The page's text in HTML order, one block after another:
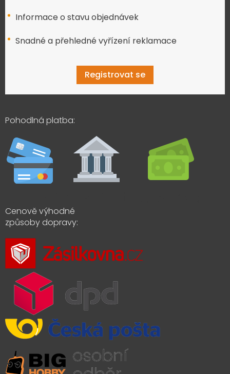
Informace o stavu objednávek
Snadné a přehledné vyřízení reklamace
Registrovat se
Pohodlná platba:
Cenově výhodné
způsoby dopravy: